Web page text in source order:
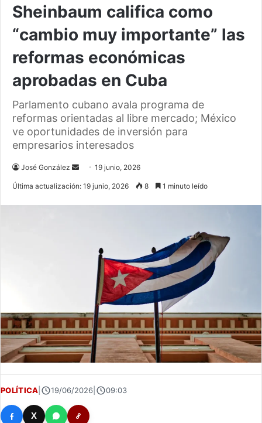
Sheinbaum califica como
“cambio muy importante” las
reformas económicas
aprobadas en Cuba
Parlamento cubano avala programa de
reformas orientadas al libre mercado; México
ve oportunidades de inversión para
empresarios interesados
José González
Send19 junio, 2026
Última actualización: 19 junio, 2026 8 1 minuto leído
POLÍTICA 19/06/2026 09:03
X